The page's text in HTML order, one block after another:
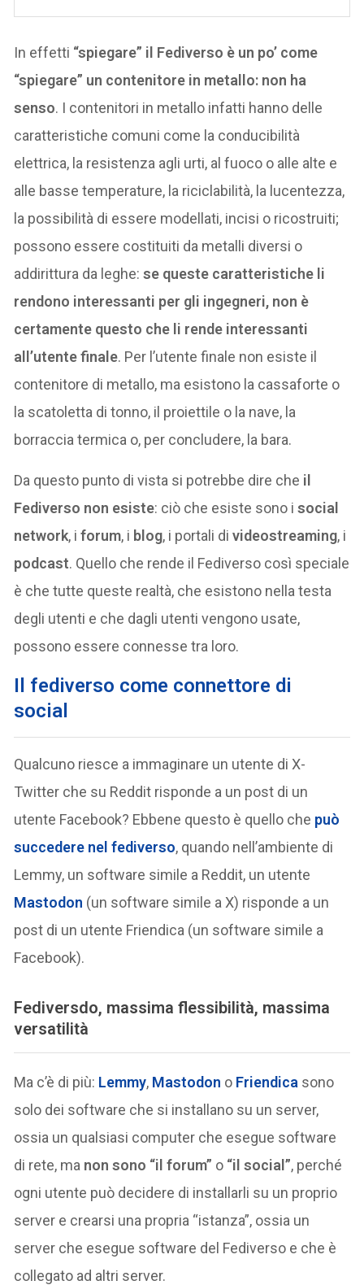
In effetti “spiegare” il Fediverso è un po’ come
“spiegare” un contenitore in metallo: non ha
senso. I contenitori in metallo infatti hanno delle
caratteristiche comuni come la conducibilità
elettrica, la resistenza agli urti, al fuoco o alle alte e
alle basse temperature, la riciclabilità, la lucentezza,
la possibilità di essere modellati, incisi o ricostruiti;
possono essere costituiti da metalli diversi o
addirittura da leghe:se queste caratteristiche li
rendono interessanti per gli ingegneri, non è
certamente questo che li rende interessanti
all’utente finale. Per l’utente finale non esiste il
contenitore di metallo, ma esistono la cassaforte o
la scatoletta di tonno, il proiettile o la nave, la
borraccia termica o, per concludere, la bara.
Da questo punto di vista si potrebbe dire che il
Fediverso non esiste: ciò che esiste sono isocial
network, iforum, i blog, i portali divideostreaming, i
podcast. Quello che rende il Fediverso così speciale
è che tutte queste realtà, che esistono nella testa
degli utenti e che dagli utenti vengono usate,
possono essere connesse tra loro.
Il fediverso come connettore di
social
Qualcuno riesce a immaginare un utente di X-
Twitter che su Reddit risponde a un post di un
utente Facebook? Ebbene questo è quello che può
succedere nel fediverso, quando nell’ambiente di
Lemmy, un software simile a Reddit, un utente
Mastodon (un software simile a X) risponde a un
post di un utente Friendica (un software simile a
Facebook).
Fediversdo, massima flessibilità, massima
versatilità
Ma c’è di più: Lemmy, Mastodon o Friendica sono
solo dei software che si installano su un server,
ossia un qualsiasi computer che esegue software
di rete, ma non sono “il forum” o “il social”, perché
ogni utente può decidere di installarli su un proprio
server e crearsi una propria “istanza”, ossia un
server che esegue software del Fediverso e che è
collegato ad altri server.